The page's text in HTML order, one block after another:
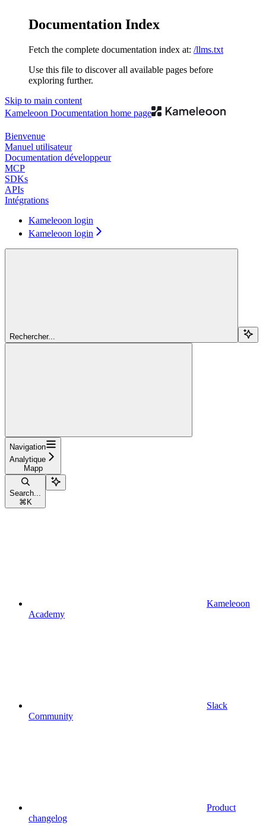
Documentation Index
Fetch the complete documentation index at: /llms.txt
Use this file to discover all available pages before
exploring further.
Skip to main content
Kameleoon Documentation home page
Bienvenue
Manuel utilisateur
Documentation développeur
MCP
SDKs
APIs
Intégrations
Kameleoon login
Kameleoon login
Rechercher...
Navigation
Analytique
Mapp
Search...
⌘ K
Kameleoon
Academy
Slack
Community
Product
changelog